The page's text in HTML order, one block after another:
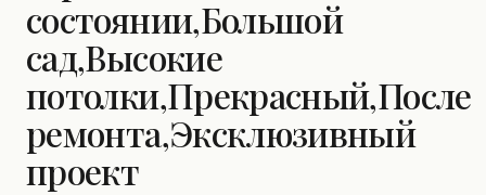
состоянии,Большой
сад,Высокие
потолки,Прекрасный,После
ремонта,Эксклюзивный
проект